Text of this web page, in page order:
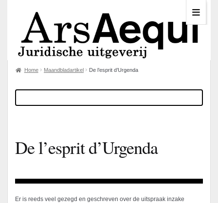
Home Maandbladartikel De l’esprit d’Urgenda
De l’esprit d’Urgenda
Er is reeds veel gezegd en geschreven over de uitspraak inzake